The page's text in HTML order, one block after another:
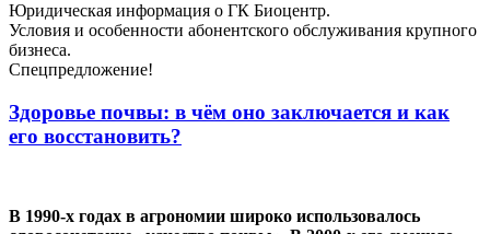
Юридическая информация о ГК Биоцентр.
Условия и особенности абонентского обслуживания крупного
бизнеса.
Спецпредложение!
Здоровье почвы: в чём оно заключается и как
его восстановить?
В 1990-х годах в агрономии широко использовалось